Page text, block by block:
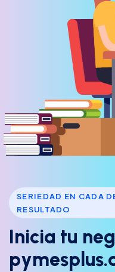
SERIEDAD EN CADA
RESULTADO
Inicia tu neg
pymesp us.